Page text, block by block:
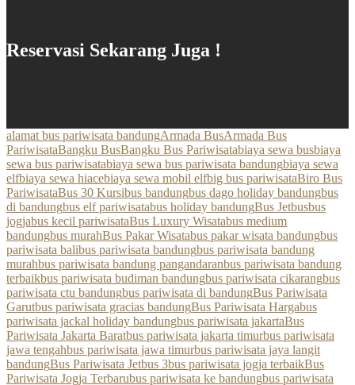
Reservasi Sekarang Juga !
alamat bus pariwisata bandungArmada BusArmada Bus
PariwisataBangku BusBangku Bus Pariwisatabiaya sewa busbiaya
sewa bus pariwisatabiaya sewa bus pariwisata bandungbiaya sewa
elfbiaya sewa hiacebiaya sewa mobil elfbig bus pariwisataBiro Bus
PariwisataBus 30 Kursibus bandungbus dago holiday bandungbus
di bandungbus elf pariwisatabus holiday bandungBus Jetbusbus
jogjabus kecil pariwisataBus Luxury Wisatabus medium
bandungbus murahBus Pakar Wisatabus pakar wisata bandungbus
pariwisata balibus pariwisata bandungbus pariwisata bandung
murahbus pariwisata bandung pangandaranbus pariwisata bandung
terbaikbus pariwisata budiman bandungbus pariwisata cikarangbus
pariwisata ctu bandungbus pariwisata di bandungBus Pariwisata
Garutbus pariwisata gracias bandungBus Pariwisata Hargabus
pariwisata jackal holiday bandungbus pariwisata jakartaBus
Pariwisata Jakarta Baratbus pariwisata jakarta timurbus pariwisata
jawa tengahbus pariwisata jawa timurbus pariwisata jaya langit
bandungBus Pariwisata Jetbus 3bus pariwisata jogja terbaikBus
Pariwisata Jogja Terbarubus pariwisata ke bandungbus pariwisata